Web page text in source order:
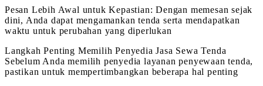
Pesan Lebih Awal untuk Kepastian: Dengan memesan sejak
dini, Anda dapat mengamankan tenda serta mendapatkan
waktu untuk perubahan yang diperlukan
Langkah Penting Memilih Penyedia Jasa Sewa Tenda
Sebelum Anda memilih penyedia layanan penyewaan tenda,
pastikan untuk mempertimbangkan beberapa hal penting